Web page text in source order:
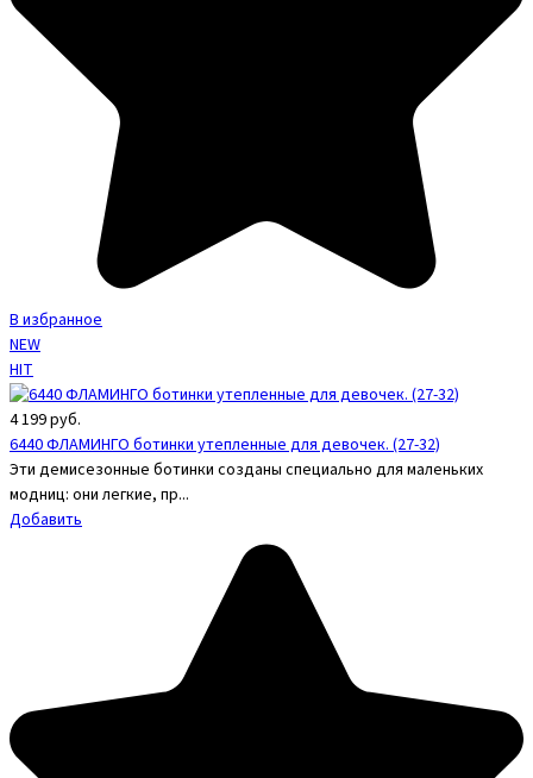
В избранное
NEW
HIT
4 199руб.
6440 ФЛАМИНГО ботинки утепленные для девочек. (27-32)
Эти демисезонные ботинки созданы специально для маленьких
модниц: они легкие, пр...
Добавить